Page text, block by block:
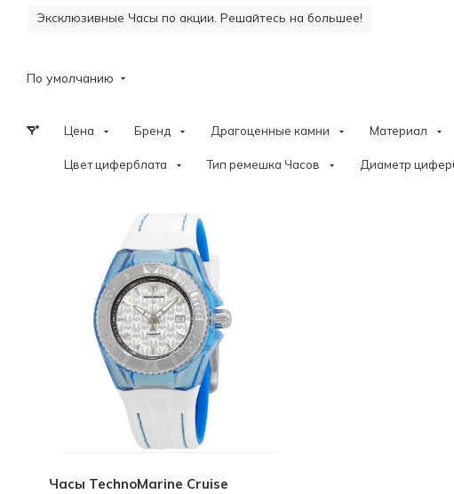
Эксклюзивные Часы по акции. Решайтесь на большее!
По умолчанию
Цена Бренд Драгоценные камни Материал
Цвет циферблата Тип ремешка Часов Диаметр
Часы TechnoMarine Cruise